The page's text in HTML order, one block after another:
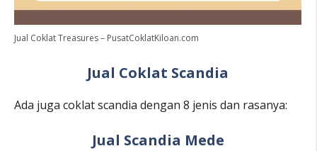
Jual Coklat Treasures – PusatCoklatKiloan.com
Jual Coklat Scandia
Ada juga coklat scandia dengan 8 jenis dan rasanya:
Jual Scandia Mede